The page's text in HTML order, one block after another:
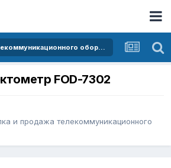
Покупка и продажа телекоммуникационного оборудования
FOD-7302
и продажа телекоммуникационного